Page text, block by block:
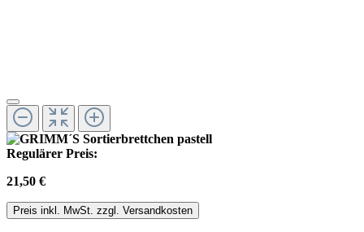
Regulärer Preis:
21,50 €
Preis inkl. MwSt. zzgl. Versandkosten